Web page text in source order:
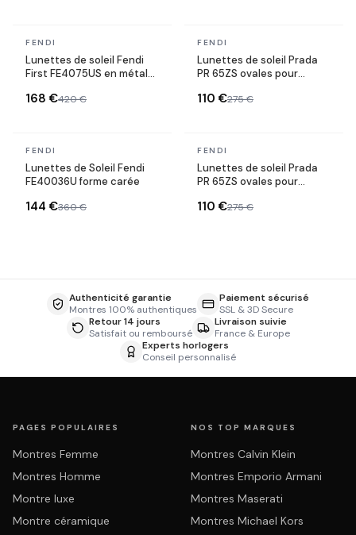
En stock
FENDI
Lunettes de soleil Fendi
First FE4075US en métal
168 €420 €
En stock
FENDI
Lunettes de soleil Prada
PR 65ZS ovales pour
110 €275 €
En stock
FENDI
Lunettes de Soleil Fendi
FE40036U forme carée
144 €360 €
En stock
FENDI
Lunettes de soleil Prada
PR 65ZS ovales pour
110 €275 €
Authenticité garantie
Montres 100% authentiques
Paiement sécurisé
SSL & 3D Secure
Retour 14 jours
Satisfait ou remboursé
Livraison suivie
France & Europe
Experts horlogers
Conseil personnalisé
PAGES POPULAIRES
Montres Femme
Montres Homme
Montre luxe
Montre céramique
NOS TOP MARQUES
Montres Calvin Klein
Montres Emporio Armani
Montres Maserati
Montres Michael Kors